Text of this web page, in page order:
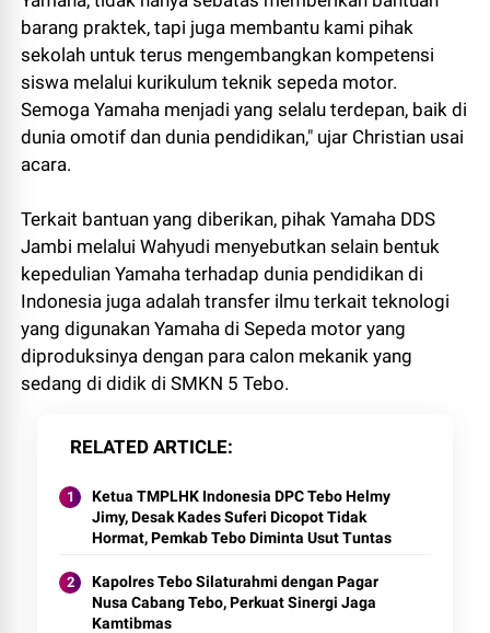
barang praktek, tapi juga membantu kami pihak
sekolah untuk terus mengembangkan kompetensi
siswa melalui kurikulum teknik sepeda motor.
Semoga Yamaha menjadi yang selalu terdepan, baik di
dunia omotif dan dunia pendidikan," ujar Christian usai
acara.
Terkait bantuan yang diberikan, pihak Yamaha DDS
Jambi melalui Wahyudi menyebutkan selain bentuk
kepedulian Yamaha terhadap dunia pendidikan di
Indonesia juga adalah transfer ilmu terkait teknologi
yang digunakan Yamaha di Sepeda motor yang
diproduksinya dengan para calon mekanik yang
sedang di didik di SMKN 5 Tebo.
RELATED ARTICLE
Ketua TMPLHK Indonesia DPC Tebo Helmy
Jimy, Desak Kades Suferi Dicopot Tidak
Hormat, Pemkab Tebo Diminta Usut Tuntas
Kapolres Tebo Silaturahmi dengan Pagar
Nusa Cabang Tebo, Perkuat Sinergi Jaga
Kamtibmas